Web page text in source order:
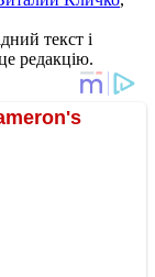
текст і
редакцію.